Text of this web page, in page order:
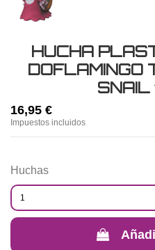
HUCHA
DOFLAMINGO
SNAIL
16,95 €
Impuestos incluidos
Huchas